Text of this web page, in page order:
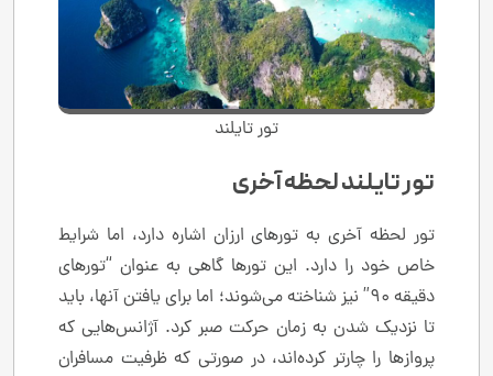
تور تایلند
تور تایلند لحظه آخری
تور لحظه آخری به تورهای ارزان اشاره دارد، اما شرایط
خاص خود را دارد. این تورها گاهی به عنوان “تورهای
دقیقه 90” نیز شناخته می‌شوند؛ اما برای یافتن آنها، باید
تا نزدیک شدن به زمان حرکت صبر کرد. آژانس‌هایی که
پروازها را چارتر کرده‌اند، در صورتی که ظرفیت مسافران